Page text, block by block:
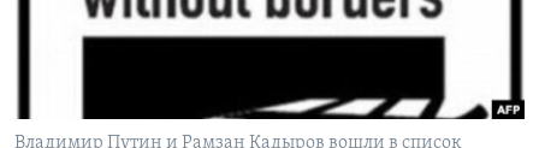
Learning English
Владимир Путин и Рамзан Кадыров вошли в список